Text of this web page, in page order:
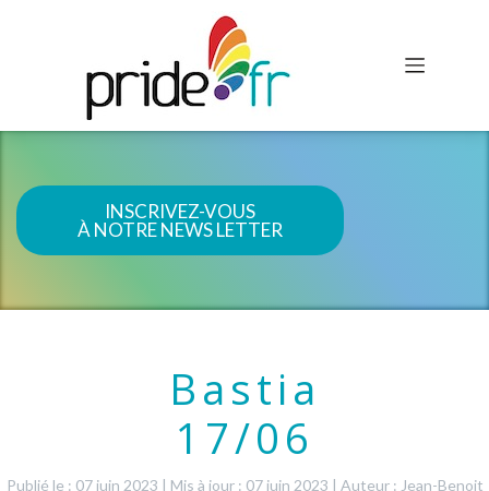
INSCRIVEZ-VOUS
À NOTRE NEWS LETTER
Bastia
17/06
Publié le : 07 juin 2023 | Mis à jour : 07 juin 2023 | Auteur : Jean-Benoit